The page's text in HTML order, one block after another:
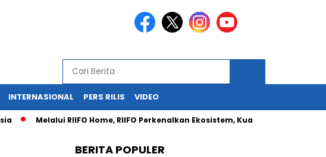
INTERNASIONAL PERS RILIS VIDEO
Melalui RIIFO Home, RIIFO Perkenalkan Ekosistem, Kualitas, dan Inovasi
BERITA POPULER